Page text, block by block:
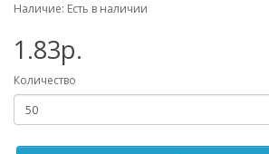
Наличие: Есть в наличии
1.83р.
Количество